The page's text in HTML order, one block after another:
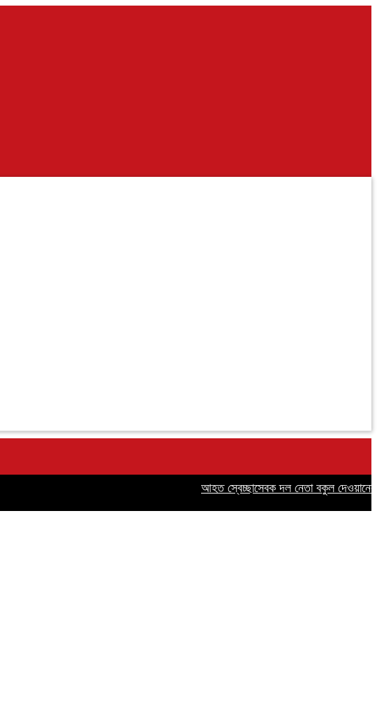
আহত স্বেচ্ছাসেবক দল নেতা বকুল দেওয়ানের